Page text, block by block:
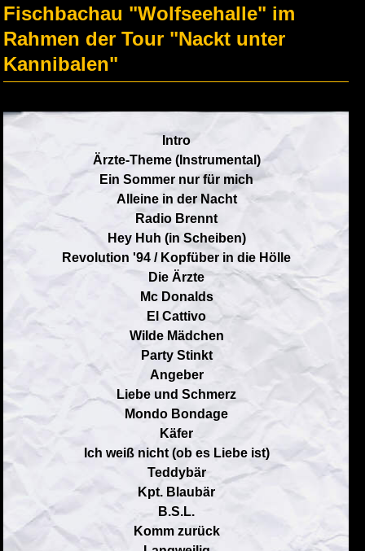
Fischbachau "Wolfseehalle" im
Rahmen der Tour "Nackt unter
Kannibalen"
Intro
Ärzte-Theme (Instrumental)
Ein Sommer nur für mich
Alleine in der Nacht
Radio Brennt
Hey Huh (in Scheiben)
Revolution '94 / Kopfüber in die Hölle
Die Ärzte
Mc Donalds
El Cattivo
Wilde Mädchen
Party Stinkt
Angeber
Liebe und Schmerz
Mondo Bondage
Käfer
Ich weiß nicht (ob es Liebe ist)
Teddybär
Kpt. Blaubär
B.S.L.
Komm zurück